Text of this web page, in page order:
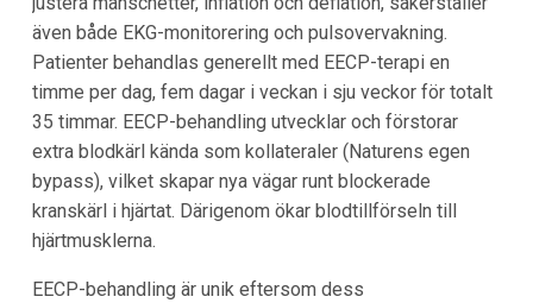
även både EKG-monitorering och pulsovervakning.
Patienter behandlas generellt med EECP-terapi en
timme per dag, fem dagar i veckan i sju veckor för totalt
35 timmar. EECP-behandling utvecklar och förstorar
extra blodkärl kända som kollateraler (Naturens egen
bypass), vilket skapar nya vägar runt blockerade
kranskärl i hjärtat. Därigenom ökar blodtillförseln till
hjärtmusklerna.
EECP-behandling är unik eftersom dess